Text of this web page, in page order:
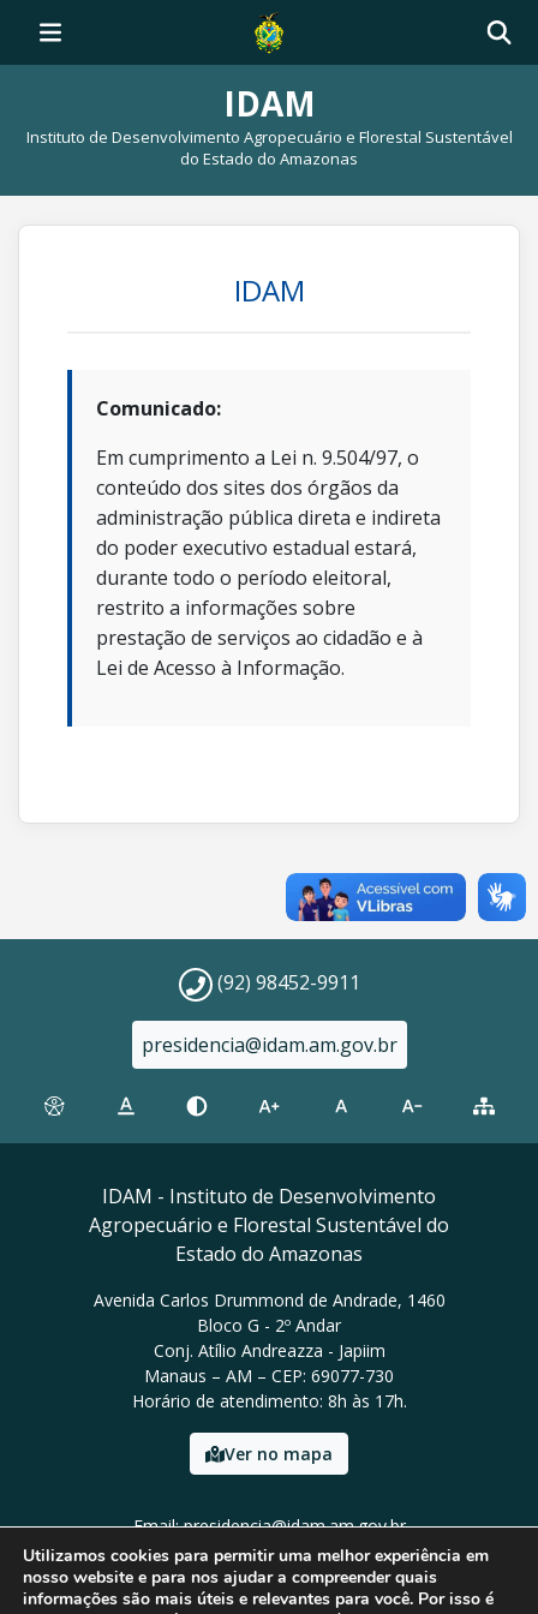
IDAM
Instituto de Desenvolvimento Agropecuário e Florestal Sustentável
do Estado do Amazonas
IDAM
Comunicado:
Em cumprimento a Lei n. 9.504/97, o
conteúdo dos sites dos órgãos da
administração pública direta e indireta
do poder executivo estadual estará,
durante todo o período eleitoral,
restrito a informações sobre
prestação de serviços ao cidadão e à
Lei de Acesso à Informação.
(92) 98452-9911
presidencia@idam.am.gov.br
IDAM - Instituto de Desenvolvimento
Agropecuário e Florestal Sustentável do
Estado do Amazonas
Avenida Carlos Drummond de Andrade, 1460
Bloco G - 2º Andar
Conj. Atílio Andreazza - Japiim
Manaus – AM – CEP: 69077-730
Horário de atendimento: 8h às 17h.
Ver no mapa
Email: presidencia@idam.am.gov.br
Tel: (92) 98452-9911
Utilizamos cookies para permitir uma melhor experiência em
nosso website e para nos ajudar a compreender quais
informações são mais úteis e relevantes para você. Por isso é